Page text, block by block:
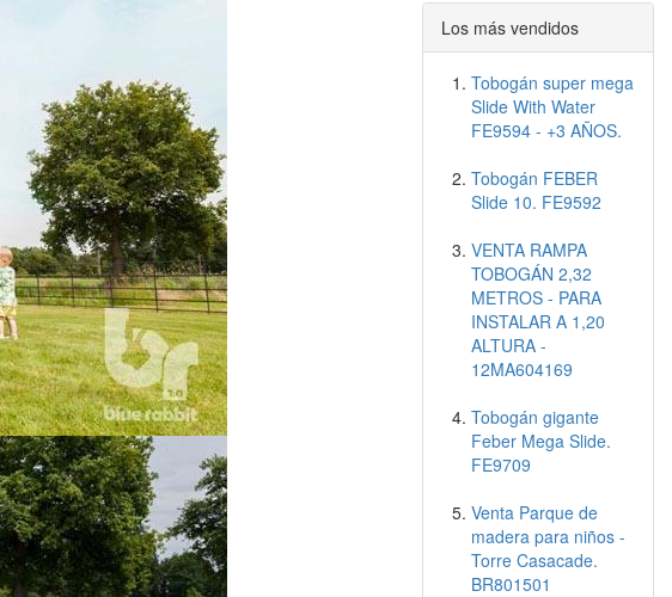
Los más vendidos
Tobogán super mega
Slide With Water
FE9594 - +3 AÑOS.
Tobogán FEBER
Slide 10. FE9592
VENTA RAMPA
TOBOGÁN 2,32
METROS - PARA
INSTALAR A 1,20
ALTURA -
12MA604169
Tobogán gigante
Feber Mega Slide.
FE9709
Venta Parque de
madera para niños -
Torre Casacade.
BR801501